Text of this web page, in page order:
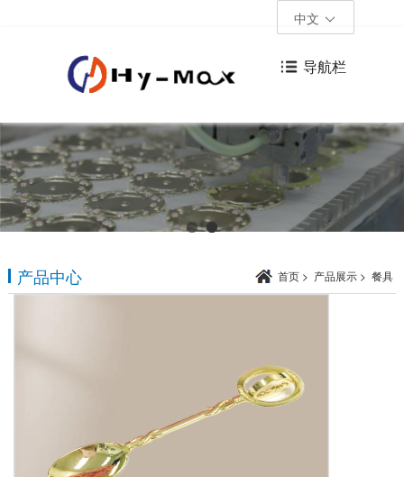
中文
导航栏
产品中心 首页 > 产品展示 > 餐具